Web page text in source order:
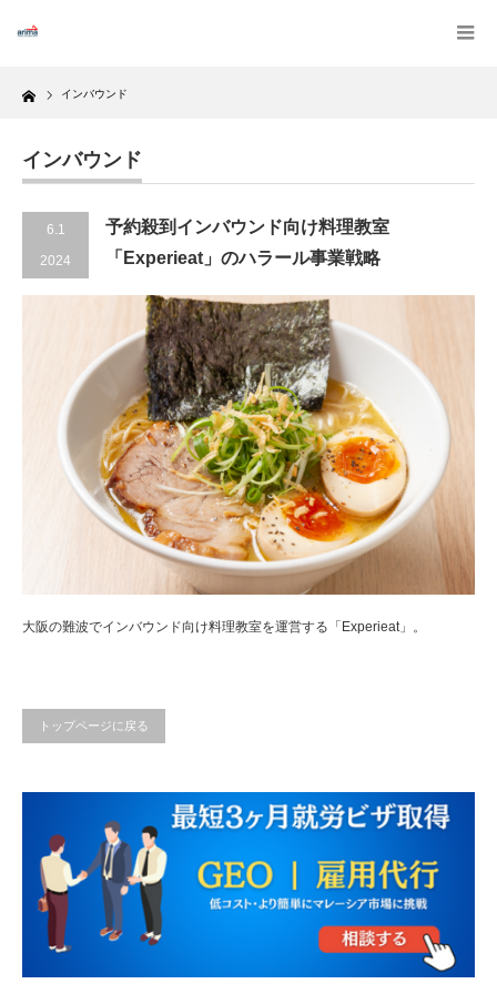
Home インバウンド
インバウンド
6.1
2024
予約殺到インバウンド向け料理教室
「Experieat」のハラール事業戦略
大阪の難波でインバウンド向け料理教室を運営する「Experieat」。
トップページに戻る